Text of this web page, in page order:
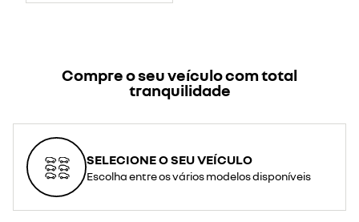
Compre o seu veículo com total
tranquilidade
SELECIONE O SEU VEÍCULO
Escolha entre os vários modelos disponíveis